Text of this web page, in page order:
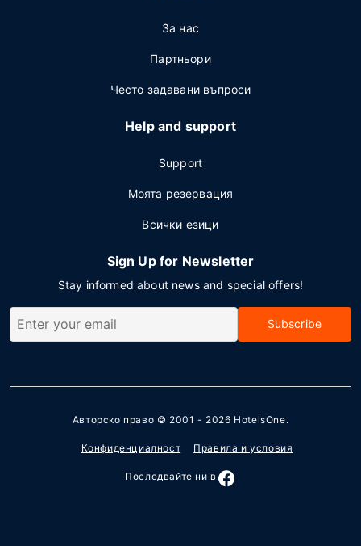
За нас
Партньори
Често задавани въпроси
Help and support
Support
Моята резервация
Всички езици
Sign Up for Newsletter
Stay informed about news and special offers!
Subscribe
Авторско право © 2001 - 2026 HotelsOne.
Конфиденциалност Правила и условия
Последвайте ни в